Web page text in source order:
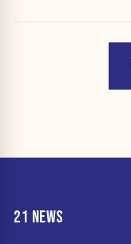
21 NEWS